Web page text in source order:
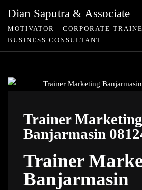
Dian Saputra & Associate
MOTIVATOR - CORPORATE
BUSINESS CONSULTANT
Trainer Marketing
Banjarmasin
Trainer
Banjarmasin